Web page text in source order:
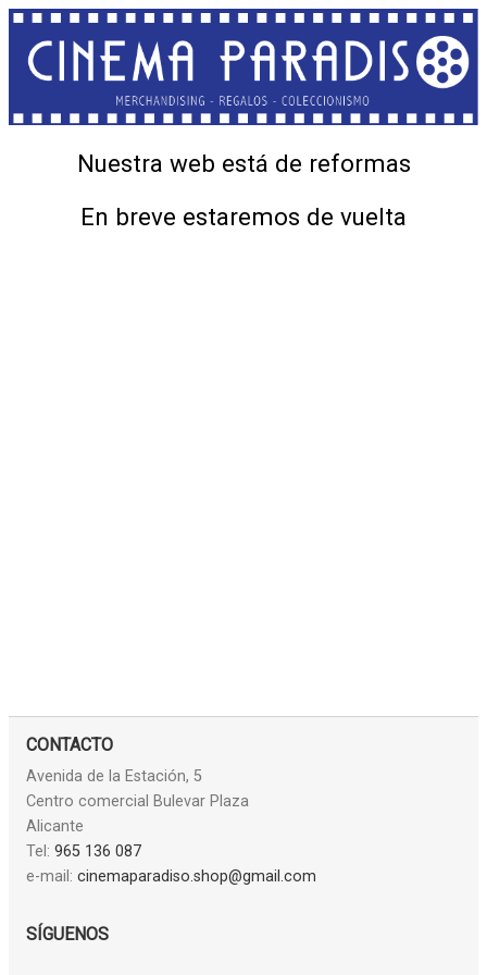
Nuestra web está de reformas
En breve estaremos de vuelta
CONTACTO
Avenida de la Estación, 5
Centro comercial Bulevar Plaza
Alicante
Tel: 965 136 087
e-mail: cinemaparadiso.shop@gmail.com
SÍGUENOS